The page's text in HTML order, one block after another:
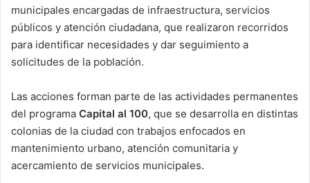
municipales encargadas de infraestructura, servicios
públicos y atención ciudadana, que realizaron recorridos
para identificar necesidades y dar seguimiento a
solicitudes de la población.
Las acciones forman parte de las actividades permanentes
del programa Capital al 100, que se desarrolla en distintas
colonias de la ciudad con trabajos enfocados en
mantenimiento urbano, atención comunitaria y
acercamiento de servicios municipales.